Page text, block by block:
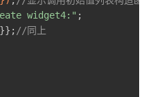
widget4:" ;
//同上